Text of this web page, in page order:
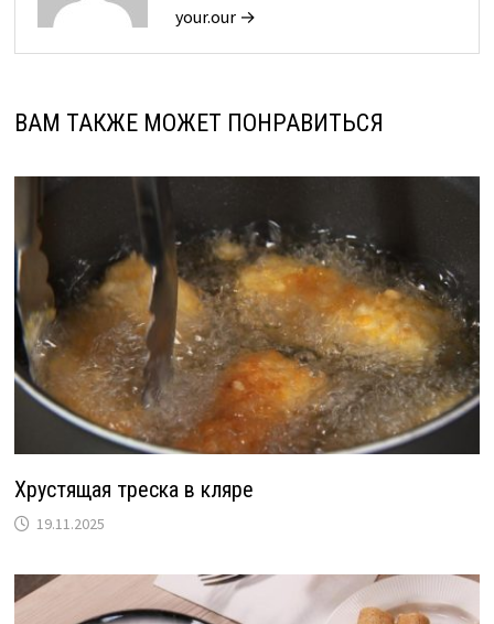
your.our →
ВАМ ТАКЖЕ МОЖЕТ ПОНРАВИТЬСЯ
Хрустящая треска в кляре
19.11.2025